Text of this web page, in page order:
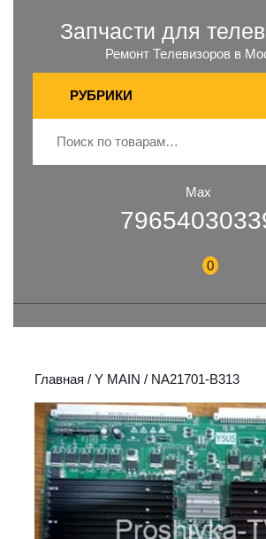
Запчасти для
Ремонт Телевизоров в
РУБРИКИ
Max
0
Главная / Y MAIN / NA21701-B313